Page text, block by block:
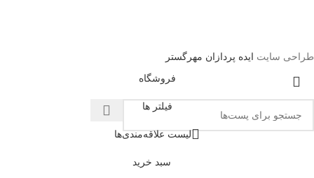
طراحی سایت ایده پردازان مهرگستر
فروشگاه
فیلتر ها
لیست علاقه‌مندی‌ها
سبد خرید